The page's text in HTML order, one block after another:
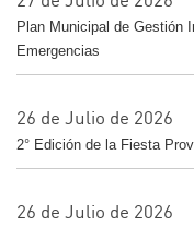
Plan Municipal de Gestión
Emergencias
26 de Julio de 2026
2° Edición de la Fiesta
26 de Julio de 2026